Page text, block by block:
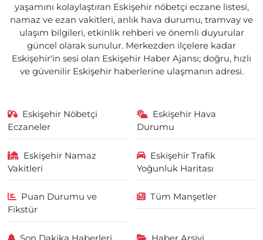
yaşamını kolaylaştıran Eskişehir nöbetçi eczane listesi,
namaz ve ezan vakitleri, anlık hava durumu, tramvay ve
ulaşım bilgileri, etkinlik rehberi ve önemli duyurular
güncel olarak sunulur. Merkezden ilçelere kadar
Eskişehir'in sesi olan Eskişehir Haber Ajansı; doğru, hızlı
ve güvenilir Eskişehir haberlerine ulaşmanın adresi.
Eskişehir Nöbetçi
Eczaneler
Eskişehir Hava
Durumu
Eskişehir Namaz
Vakitleri
Eskişehir Trafik
Yoğunluk Haritası
Puan Durumu ve
Fikstür
Tüm Manşetler